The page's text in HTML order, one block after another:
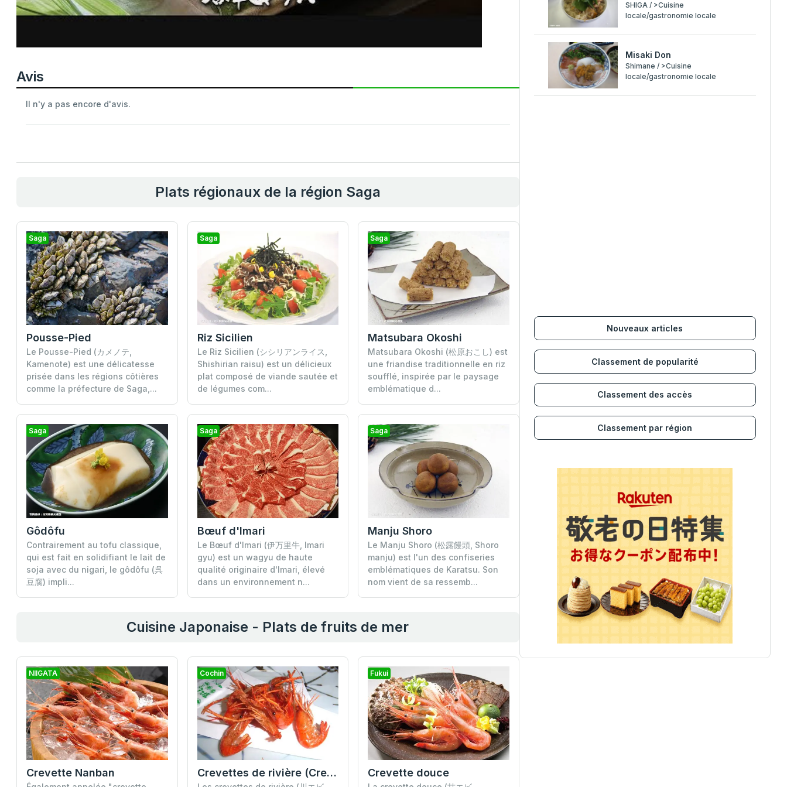
Avis
Il n'y a pas encore d'avis.
Plats régionaux de la région Saga
Saga
Pousse-Pied
Le Pousse-Pied (カメノテ,
Kamenote) est une délicatesse
prisée dans les régions côtières
comme la préfecture de Saga,...
Saga
Riz Sicilien
Le Riz Sicilien (シシリアンライス,
Shishirian raisu) est un délicieux
plat composé de viande sautée et
de légumes com...
Saga
Matsubara Okoshi
Matsubara Okoshi (松原おこし) est
une friandise traditionnelle en riz
soufflé, inspirée par le paysage
emblématique d...
Saga
Gôdôfu
Contrairement au tofu classique,
qui est fait en solidifiant le lait de
soja avec du nigari, le gôdôfu (呉
豆腐) impli...
Saga
Bœuf d'Imari
Le Bœuf d'Imari (伊万里牛, Imari
gyu) est un wagyu de haute
qualité originaire d'Imari, élevé
dans un environnement n...
Saga
Manju Shoro
Le Manju Shoro (松露饅頭, Shoro
manju) est l'un des confiseries
emblématiques de Karatsu. Son
nom vient de sa ressemb...
Cuisine Japonaise - Plats de fruits de mer
NIIGATA
Crevette Nanban
Cochin
Crevettes de rivière (Crevettes à longues pinces)
Fukui
Crevette douce
SHIGA / >Cuisine
locale/gastronomie locale
Misaki Don
Shimane / >Cuisine
locale/gastronomie locale
Nouveaux articles
Classement de popularité
Classement des accès
Classement par région